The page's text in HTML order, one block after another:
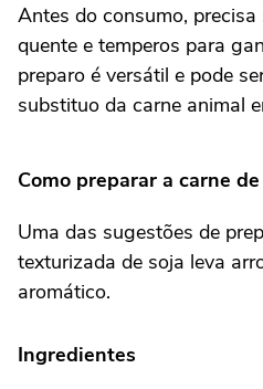
Antes do consumo,
quente e temperos para
preparo é versátil e pode
substituo da carne animal
Como preparar a carne de
Uma das sugestões de
texturizada de soja leva
aromático.
Ingredientes